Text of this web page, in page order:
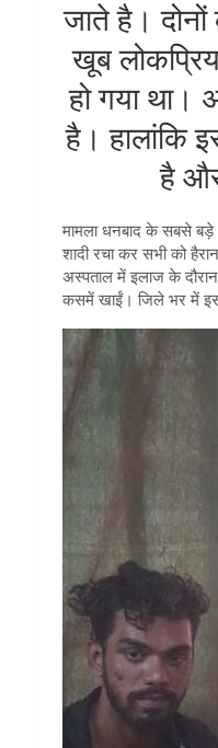
जाते है।
खूब
हो गया था।
है। हालांकि
है
मामला धनबाद के सबसे बड़े
शादी रचा कर सभी को
अस्पताल में इलाज के
कसमें खाईं। जिले भर में इस